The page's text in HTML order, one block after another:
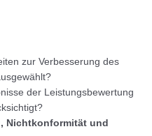
zur Verbesserung des
der Leistungsbewertung
Nichtkonformität und